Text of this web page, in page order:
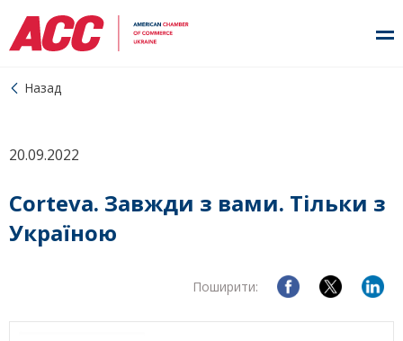
Назад
20.09.2022
Corteva. Завжди з вами. Тільки з
Україною
Поширити: